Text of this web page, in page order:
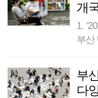
개
1.
부산
부
다